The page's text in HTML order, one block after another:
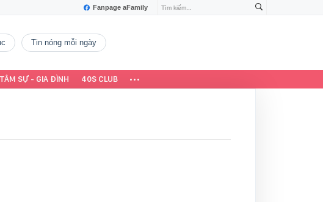
Fanpage aFamily
tin nóng mỗi ngày
TÂM SỰ - GIA ĐÌNH 40S CLUB